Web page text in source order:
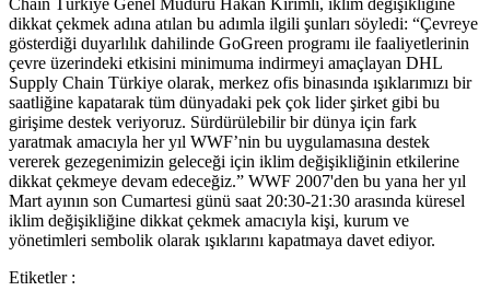
Chain Türkiye Genel Müdürü Hakan Kırımlı, iklim değişikliğine
dikkat çekmek adına atılan bu adımla ilgili şunları söyledi: “Çevreye
gösterdiği duyarlılık dahilinde GoGreen programı ile faaliyetlerinin
çevre üzerindeki etkisini minimuma indirmeyi amaçlayan DHL
Supply Chain Türkiye olarak, merkez ofis binasında ışıklarımızı bir
saatliğine kapatarak tüm dünyadaki pek çok lider şirket gibi bu
girişime destek veriyoruz. Sürdürülebilir bir dünya için fark
yaratmak amacıyla her yıl WWF’nin bu uygulamasına destek
vererek gezegenimizin geleceği için iklim değişikliğinin etkilerine
dikkat çekmeye devam edeceğiz.” WWF 2007'den bu yana her yıl
Mart ayının son Cumartesi günü saat 20:30-21:30 arasında küresel
iklim değişikliğine dikkat çekmek amacıyla kişi, kurum ve
yönetimleri sembolik olarak ışıklarını kapatmaya davet ediyor.
Etiketler :